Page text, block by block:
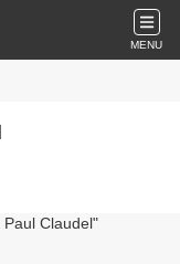
MENU